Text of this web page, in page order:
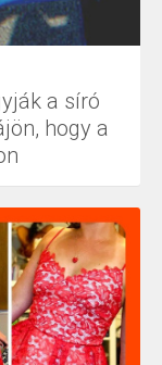
a síró
hogy a